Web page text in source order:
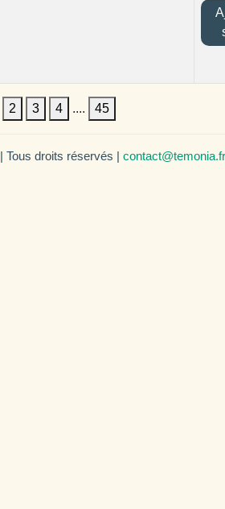
2 3 4 .... 45
| Tous droits réservés | contact@temonia.fr